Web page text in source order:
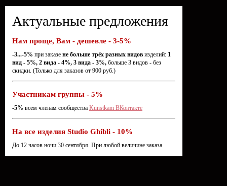
Актуальные предложения
Нам проще, Вам - дешевле - 3-5%
-3...-5% при заказе не больше трёх разных видов изделий: 1
вид - 5%, 2 вида - 4%, 3 вида - 3%, больше 3 видов - без
скидки. (Только для заказов от 900 руб.)
Участникам группы - 5%
-5% всем членам сообщества Kunstkam ВКонтакте
На все изделия Studio Ghibli - 10%
До 12 часов ночи 30 сентября. При любой величине заказа